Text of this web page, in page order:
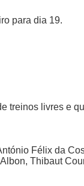
para dia 19.
treinos livres e
Félix da
Thibaut